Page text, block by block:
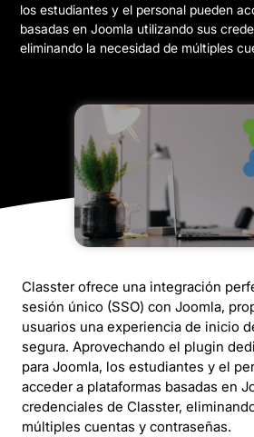
los estudiantes y el personal pueden
basadas en Joomla utilizando sus
eliminando la necesidad de múltiples
Classter ofrece una integración
sesión único (SSO) con Joomla,
usuarios una experiencia de inicio
segura. Aprovechando el plugin
para Joomla, los estudiantes y el
acceder a plataformas basadas en
credenciales de Classter,
múltiples cuentas y contraseñas.